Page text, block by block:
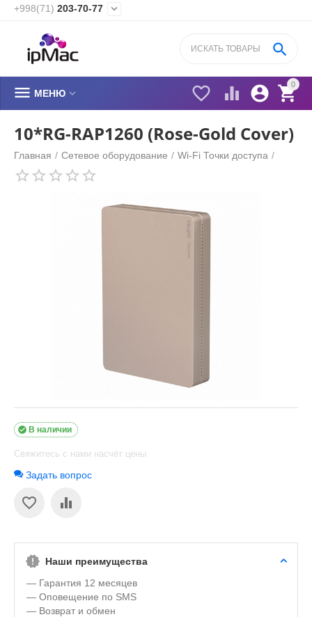
+998(71) 203-70-77 
0


 

 МЕНЮ 
10*RG-RAP1260 (Rose-Gold Cover)
Главная / Сетевое оборудование / Wi-Fi Точки доступа /
В наличии

Свяжитесь с нами насчёт цены
Задать вопрос
Наши преимущества
— Гарантия 12 месяцев
— Оповещение по SMS
— Возврат и обмен